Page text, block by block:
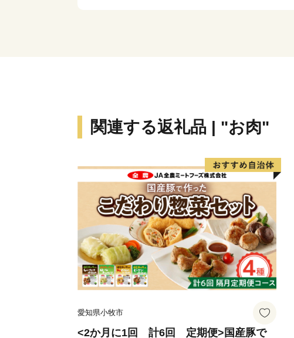
関連する返礼品 | "お肉"
愛知県小牧市
<2か月に1回 計6回 定期便>国産豚で